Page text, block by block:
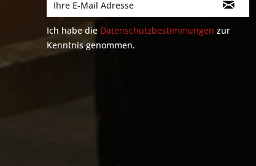
Ich habe die Datenschutzbestimmungen zur
Kenntnis genommen.